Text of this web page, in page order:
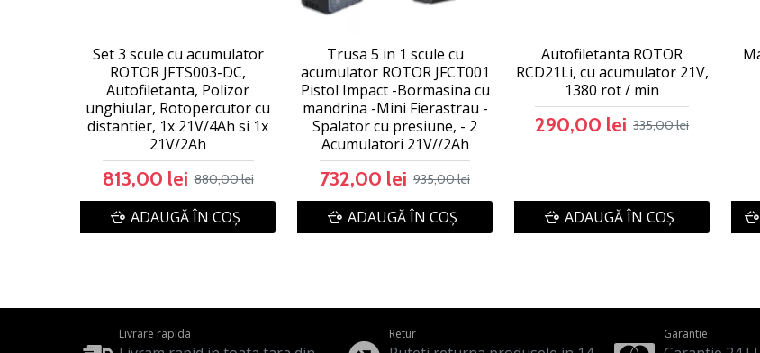
Set 3 scule cu acumulator
ROTOR JFTS003-DC,
Autofiletanta, Polizor
unghiular, Rotopercutor cu
distantier, 1x 21V/4Ah si 1x
21V/2Ah
813,00 lei 880,00 lei
ADAUGĂ ÎN COŞ
Trusa 5 in 1 scule cu
acumulator ROTOR JFCT001
Pistol Impact -Bormasina cu
mandrina -Mini Fierastrau -
Spalator cu presiune, - 2
Acumulatori 21V//2Ah
732,00 lei 935,00 lei
ADAUGĂ ÎN COŞ
Autofiletanta ROTOR
RCD21Li, cu acumulator 21V,
1380 rot / min
290,00 lei 335,00 lei
ADAUGĂ ÎN COŞ
Livrare rapida Retur Garantie